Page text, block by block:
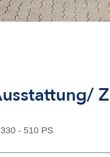
330 - 510 PS